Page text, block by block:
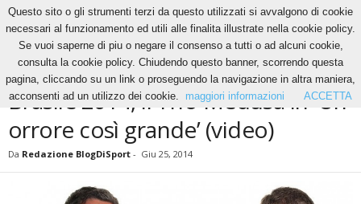
News Brasile 2014, il Trio Medusa in ‘Un orrore così grande’ (video)
NEWS
Brasile 2014, il Trio Medusa in ‘Un
orrore così grande’ (video)
Da Redazione BlogDiSport - Giu 25, 2014
Questo sito o gli strumenti terzi da questo utilizzati si avvalgono di cookie
necessari al funzionamento ed utili alle finalita illustrate nella cookie policy.
Se vuoi saperne di piu o negare il consenso a tutti o ad alcuni cookie,
consulta la cookie policy. Chiudendo questo banner, scorrendo questa
pagina, cliccando su un link o proseguendo la navigazione in altra maniera,
acconsenti ad un utilizzo dei cookie.
maggiori informazioni ACCETTA